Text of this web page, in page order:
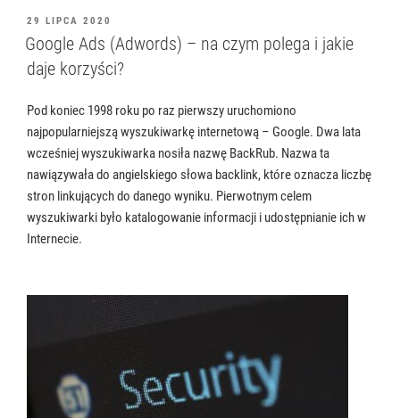
OPUBLIKOWANE
W
29 LIPCA 2020
Google Ads (Adwords) – na czym polega i jakie
daje korzyści?
Pod koniec 1998 roku po raz pierwszy uruchomiono
najpopularniejszą wyszukiwarkę internetową – Google. Dwa lata
wcześniej wyszukiwarka nosiła nazwę BackRub. Nazwa ta
nawiązywała do angielskiego słowa backlink, które oznacza liczbę
stron linkujących do danego wyniku. Pierwotnym celem
wyszukiwarki było katalogowanie informacji i udostępnianie ich w
Internecie.